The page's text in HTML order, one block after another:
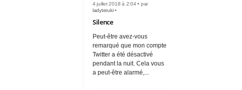
4 juillet 2018 à 2:04 • par
ladyteruki•
Silence
Peut-être avez-vous
remarqué que mon compte
Twitter a été désactivé
pendant la nuit. Cela vous
a peut-être alarmé,...